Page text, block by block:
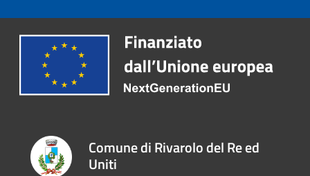
Comune di Rivarolo del Re ed
Uniti